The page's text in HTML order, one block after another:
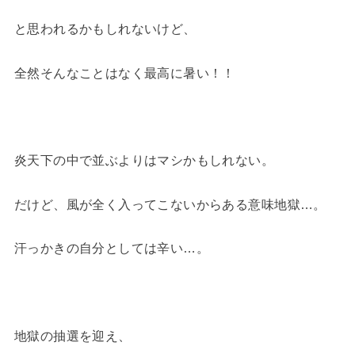
と思われるかもしれないけど、
全然そんなことはなく最高に暑い！！
炎天下の中で並ぶよりはマシかもしれない。
だけど、風が全く入ってこないからある意味地獄…。
汗っかきの自分としては辛い…。
地獄の抽選を迎え、